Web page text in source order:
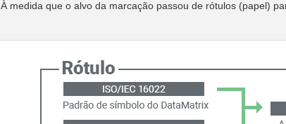
À medida que o alvo da marcação passou de rótulos (papel)